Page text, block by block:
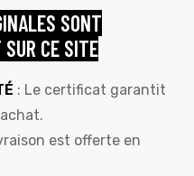
SONT
SUR CE SITE
: Le certificat garantit
est offerte en